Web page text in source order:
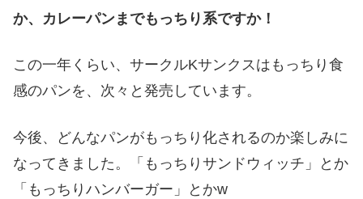
か、カレーパンまでもっちり系ですか！
この一年くらい、サークルKサンクスはもっちり食
感のパンを、次々と発売しています。
今後、どんなパンがもっちり化されるのか楽しみに
なってきました。「もっちりサンドウィッチ」とか
「もっちりハンバーガー」とかw